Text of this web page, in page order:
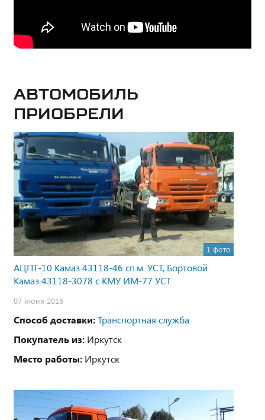
Автомобиль
приобрели
1 фото
АЦПТ-10 Камаз 43118-46 сп.м. УСТ, Бортовой
Камаз 43118-3078 с КМУ ИМ-77 УСТ
07 июня 2016
Способ доставки:Транспортная служба
Покупатель из: Иркутск
Место работы: Иркутск